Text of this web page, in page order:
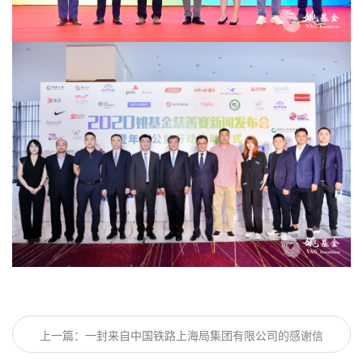
上一篇：一封来自中国铁路上海局集团有限公司的感谢信